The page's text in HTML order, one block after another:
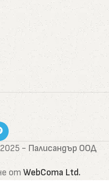
2025 - Палисандър ООД
отWebComa Ltd.